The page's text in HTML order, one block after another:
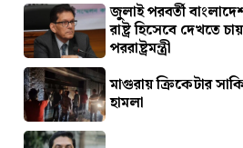
জুলাই পরবর্তী
রাষ্ট্র হিসেবে দেখতে
পররাষ্ট্রমন্ত্রী
মাগুরায় ক্রিকেটার
হামলা